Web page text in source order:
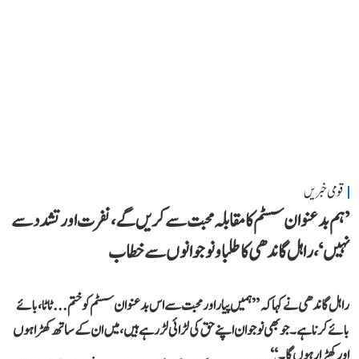
قومی خبریں
’ہم بدعنوان سسٹم کا مقابلہ محبت سے کریں گے، نفرت اور تشدد سے
نہیں‘، راہل گاندھی کا طلبا و نوجوانوں سے خطاب
راہل گاندھی نے کہا کہ ’’ہمیں پیار اور محبت سے اس بدعنوان سسٹم کو ختم... ٹاٹا، بائے
بائے کرنا ہے۔ جو بھی نوجوان اپنے حق کی لڑائی لڑ رہے ہیں، میں ان کے ساتھ کھڑا ہوں